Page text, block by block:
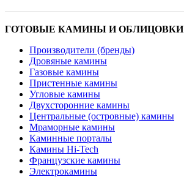
ГОТОВЫЕ КАМИНЫ И ОБЛИЦОВКИ
Производители (бренды)
Дровяные камины
Газовые камины
Пристенные камины
Угловые камины
Двухсторонние камины
Центральные (островные) камины
Мраморные камины
Каминные порталы
Камины Hi-Tech
Французские камины
Электрокамины